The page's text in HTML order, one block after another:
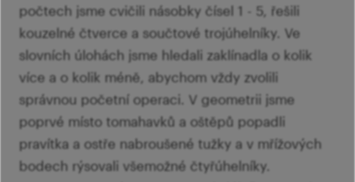
počtech jsme cvičili násobky čísel 1 - 5, řešili
kouzelné čtverce a součtové trojúhelníky. Ve
slovních úlohách jsme hledali zaklínadla o kolik
více a o kolik méně, abychom vždy zvolili
správnou početní operaci. V geometrii jsme
poprvé místo tomahavků a oštěpů popadli
pravítka a ostře nabroušené tužky a v mřížových
bodech rýsovali všemožné čtyřúhelníky.